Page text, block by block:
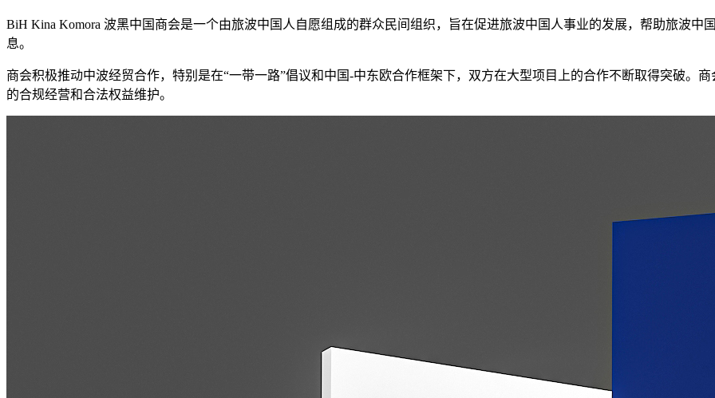
BiH Kina Komora 波黑中国商会是一个由旅波中国人自愿组成的群众民间组织，旨在促进旅波中国人事业的发展，帮助旅波
息。
商会积极推动中波经贸合作，特别是在“一带一路”倡议和中国-中东欧合作框架下，双方在大型项目上的合作不断取得突破。
的合规经营和合法权益维护。